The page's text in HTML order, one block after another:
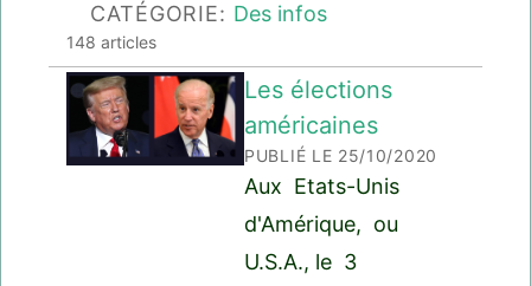
CATÉGORIE: Des infos
148 articles
Les élections
américaines
PUBLIÉ LE 25/10/2020
Aux Etats-Unis
d'Amérique, ou
U.S.A., le 3